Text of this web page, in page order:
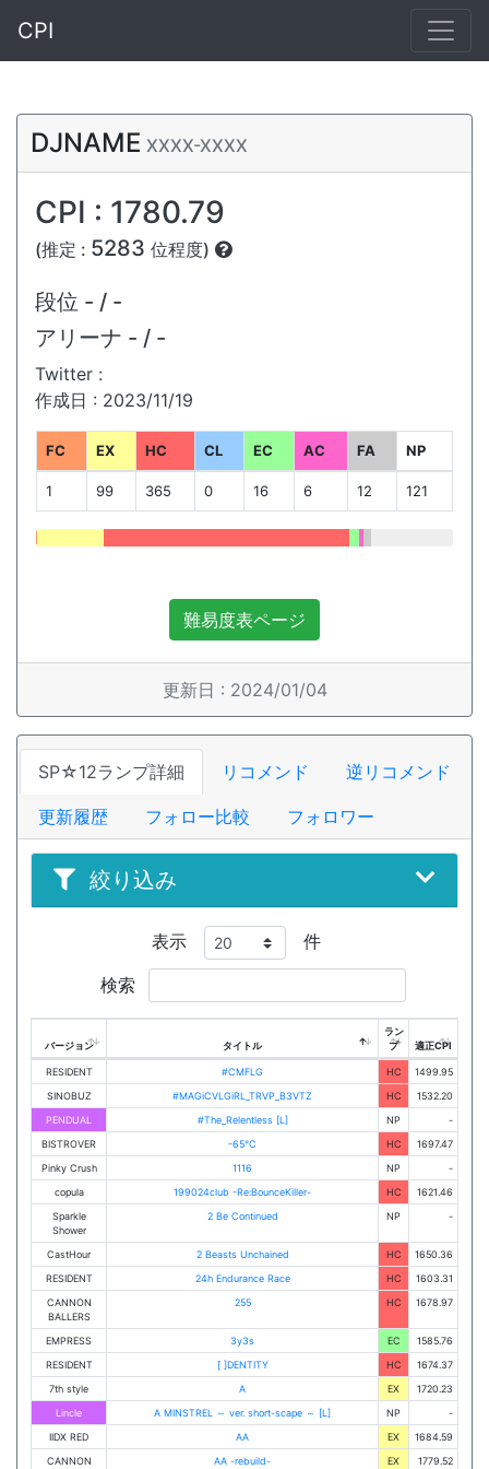
CPI
DJNAME XXXX-XXXX
CPI : 1780.79
(推定 : 5283 位程度)
段位 - / -
アリーナ - / -
Twitter :
作成日 : 2023/11/19
FC EX HC CL EC AC FA NP
1 99 365 0 16 6 12 121
難易度表ページ
更新日 : 2024/01/04
SP☆12ランプ詳細 リコメンド 逆リコメンド
更新履歴 フォロー比較 フォロワー
絞り込み
表示 件
検索
バージョン タイトル
ラン
プ
適正CPI
RESIDENT #CMFLG HC
1499.95
SINOBUZ
#MAGiCVLGiRL_TRVP_B3VTZ HC
1532.20
PENDUAL
#The_Relentless [L] NP
-
BISTROVER
-65℃ HC
1697.47
Pinky Crush
1116 NP
-
copula
199024club -Re:BounceKiller- HC
1621.46
Sparkle
Shower
2 Be Continued NP -
CastHour 2 Beasts Unchained HC
1650.36
RESIDENT
24h Endurance Race HC
1603.31
CANNON
BALLERS
255 HC 1678.97
EMPRESS 3y3s EC
1585.76
RESIDENT
[ ]DENTITY HC
1674.37
7th style
A EX
1720.23
Lincle
A MINSTREL ～ ver. short-scape ～ [L] NP
-
IIDX RED
AA EX
1684.59
CANNON
AA -rebuild- EX 1779.52